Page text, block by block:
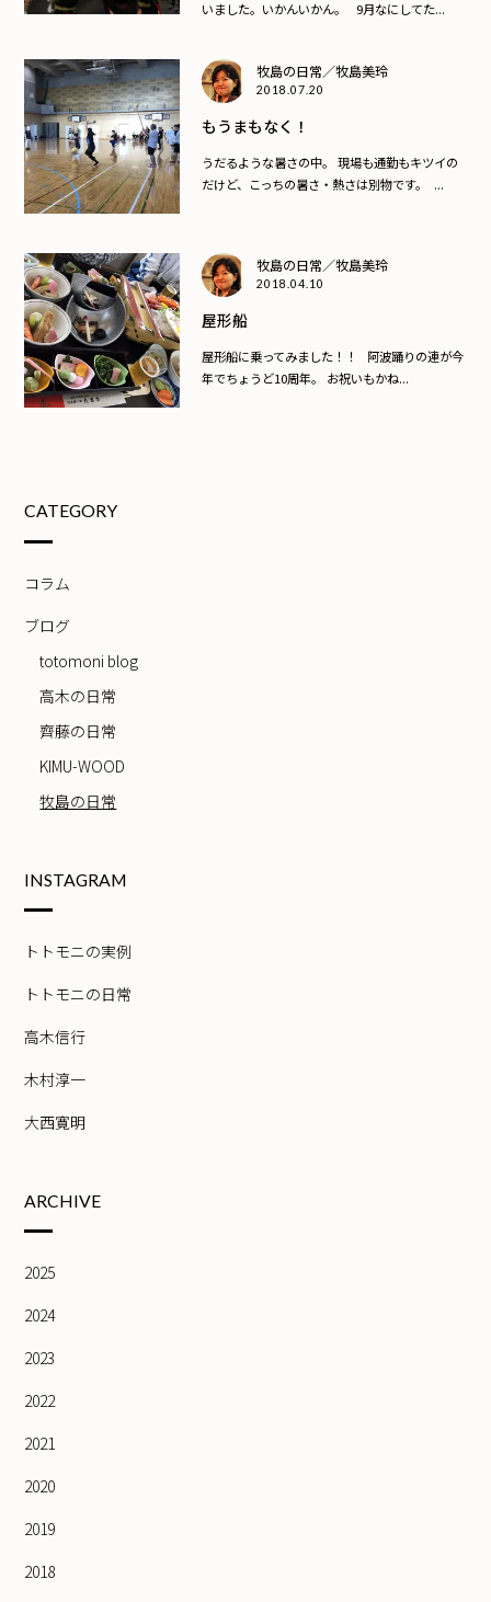
いました。いかんいかん。 9月なにしてた...
牧島の日常／牧島美玲
2018.07.20
もうまもなく！
うだるような暑さの中。 現場も通勤もキツイの
だけど、こっちの暑さ・熱さは別物です。 ...
牧島の日常／牧島美玲
2018.04.10
屋形船
屋形船に乗ってみました！！ 阿波踊りの連が今
年でちょうど10周年。 お祝いもかね...
CATEGORY
コラム
ブログ
totomoni blog
高木の日常
齊藤の日常
KIMU-WOOD
牧島の日常
INSTAGRAM
トトモニの実例
トトモニの日常
高木信行
木村淳一
大西寛明
ARCHIVE
2025
2024
2023
2022
2021
2020
2019
2018